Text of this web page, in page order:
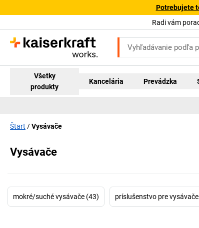
Potrebujete
Radi vám
Všetky
produkty
Kancelária Prevádzka
Štart Vysávače
Vysávače
mokré/suché vysávače (43) príslušenstvo pre